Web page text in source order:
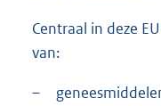
Centraal in deze
van:
–